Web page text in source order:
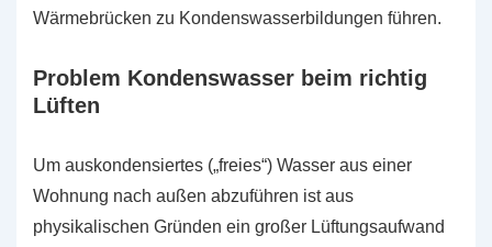
Wärmebrücken zu Kondenswasserbildungen führen.
Problem Kondenswasser beim richtig
Lüften
Um auskondensiertes („freies“) Wasser aus einer
Wohnung nach außen abzuführen ist aus
physikalischen Gründen ein großer Lüftungsaufwand